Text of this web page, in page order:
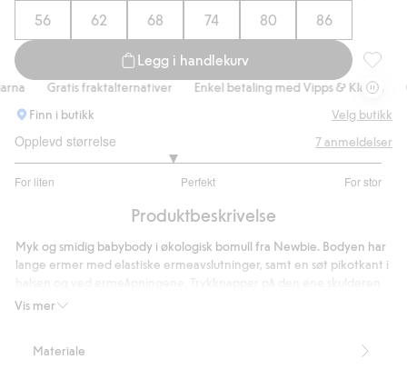
56 62 68 74 80 86
Legg i handlekurv
Gratis fraktalternativer Enkel betaling med Vipps & Klarna
Finn i butikk
Velg butikk
Opplevd størrelse
For liten Perfekt For stor
av
7
stemmer
7anmeldelser
Produktbeskrivelse
Vis mer
Myk og smidig babybody i økologisk bomull fra Newbie. Bodyen har
lange ermer med elastiske ermeavslutninger, samt en søt pikotkant i
og i skrittet gjør av- og påklednignen enklere. I et nydelig mønster
Pikotkant.
Materiale